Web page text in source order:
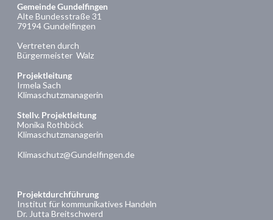
Gemeinde Gundelfingen
Alte Bundesstraße 31
79194 Gundelfingen
Vertreten durch
Bürgermeister Walz
Projektleitung
Irmela Sach
Klimaschutzmanagerin
Stellv. Projektleitung
Monika Rothböck
Klimaschutzmanagerin
Klimaschutz@Gundelfingen.de
Projektdurchführung
Institut für kommunikatives Handeln
Dr. Jutta Breitschwerd